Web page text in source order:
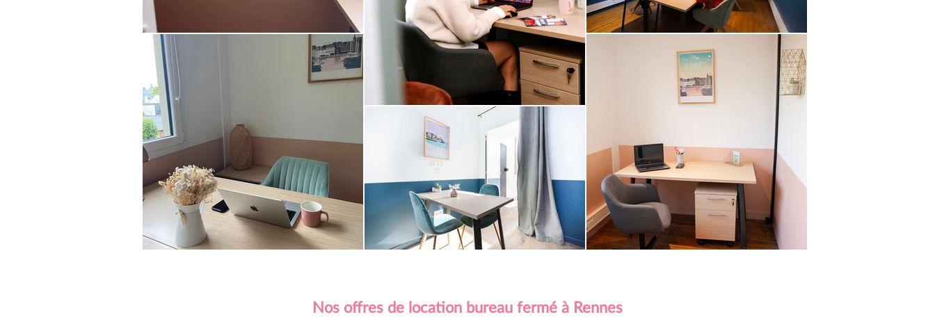
Nos offres de location bureau fermé à Rennes